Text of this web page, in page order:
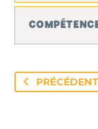
PRÉCÉDENT